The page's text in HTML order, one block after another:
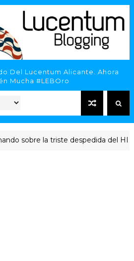
Del Lucentum Alicante. Ahora
Mucha #LEBOro
la triste despedida del HLA